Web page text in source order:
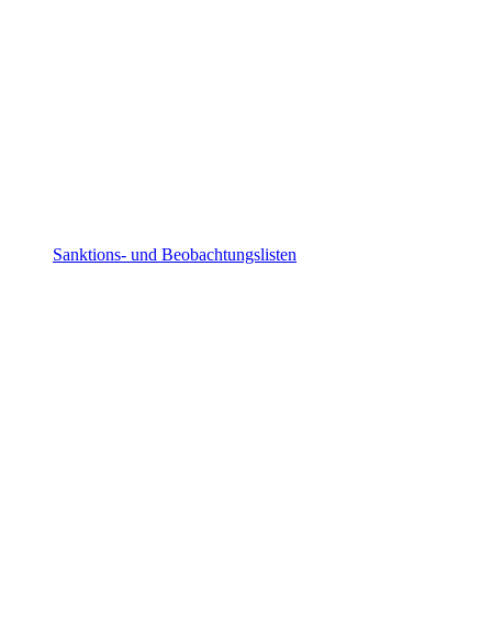
Sanktions- und Beobachtungslisten